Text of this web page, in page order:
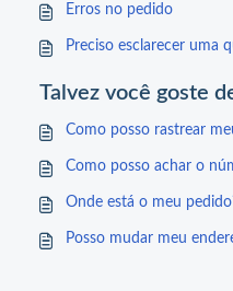
Erros no pedido
Preciso esclarecer uma
Talvez você goste
Como posso rastrear
Como posso achar o
Onde está o meu
Posso mudar meu